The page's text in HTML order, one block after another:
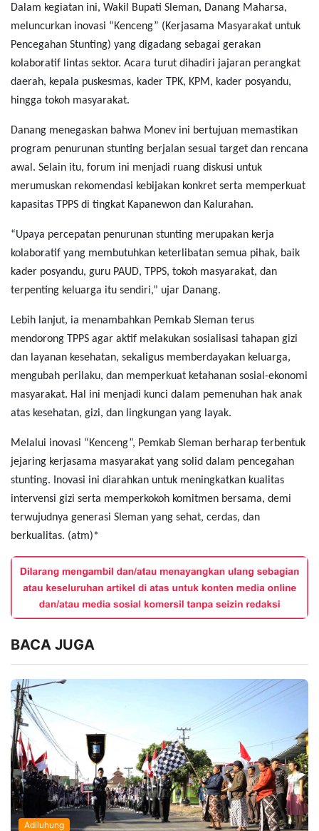
Dalam kegiatan ini, Wakil Bupati Sleman, Danang Maharsa,
meluncurkan inovasi “Kenceng” (Kerjasama Masyarakat untuk
Pencegahan Stunting) yang digadang sebagai gerakan
kolaboratif lintas sektor. Acara turut dihadiri jajaran perangkat
daerah, kepala puskesmas, kader TPK, KPM, kader posyandu,
hingga tokoh masyarakat.
Danang menegaskan bahwa Monev ini bertujuan memastikan
program penurunan stunting berjalan sesuai target dan rencana
awal. Selain itu, forum ini menjadi ruang diskusi untuk
merumuskan rekomendasi kebijakan konkret serta memperkuat
kapasitas TPPS di tingkat Kapanewon dan Kalurahan.
“Upaya percepatan penurunan stunting merupakan kerja
kolaboratif yang membutuhkan keterlibatan semua pihak, baik
kader posyandu, guru PAUD, TPPS, tokoh masyarakat, dan
terpenting keluarga itu sendiri,” ujar Danang.
Lebih lanjut, ia menambahkan Pemkab Sleman terus
mendorong TPPS agar aktif melakukan sosialisasi tahapan gizi
dan layanan kesehatan, sekaligus memberdayakan keluarga,
mengubah perilaku, dan memperkuat ketahanan sosial-ekonomi
masyarakat. Hal ini menjadi kunci dalam pemenuhan hak anak
atas kesehatan, gizi, dan lingkungan yang layak.
Melalui inovasi “Kenceng”, Pemkab Sleman berharap terbentuk
jejaring kerjasama masyarakat yang solid dalam pencegahan
stunting. Inovasi ini diarahkan untuk meningkatkan kualitas
intervensi gizi serta memperkokoh komitmen bersama, demi
terwujudnya generasi Sleman yang sehat, cerdas, dan
berkualitas. (atm)*
BACA JUGA
Adiluhung